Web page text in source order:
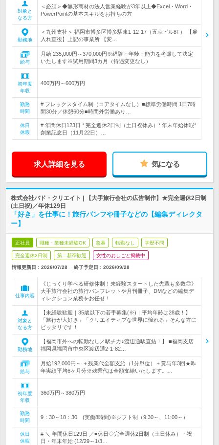
対象と
なる方
＜必須＞◆無形商材の法人営業経験が3年以上◆Excel・Word・
PowerPointの基本スキルをお持ちの方
勤務地
＜九州支社＞ 福岡市博多区博多駅東1-12-17（五幸ビル8F） 【雇
入れ直後】上記の事業所 【変…
給与
月給 235,000円～370,000円※経験・年齢・能力を考慮して決定
いたします※試用期間3カ月（待遇変更なし）
初年度
年収
400万円～600万円
勤務
時間
# フレックスタイム制（コアタイムなし）■標準労働時間 1日7時
間30分／休憩60分■時間外労働あり…
休日
休暇
# 年間休日123日 * 完全週休2日制（土日祝休み）* 年末年始休暇*
創業記念日（11月22日）…
求人詳細を見る 気になる
株式会社バド・クリエイト | 【大手旅行会社の広告制作】★完全週休2日制
(土日祝)／年休129日
「好き」を仕事に！旅行パンフや冊子などの【編集ディレクタ
ー】
正社員 職種・業種未経験OK 急募 転勤なし 学歴不問
完全週休2日制 第二新卒歓迎 女性のおしごと掲載中
情報更新日：2026/07/28 終了予定日： 2026/09/28
仕事内容
《じっくり学べる研修体制！未経験スタートした先輩も多数◎》
大手旅行会社の旅行パンフレットや月刊冊子、DMなどの編集デ
ィレクション業務をお任せ！
対象と
なる方
【未経験歓迎｜35歳以下の若手募集(※)｜平均年齢は28歳！】
「旅行が大好き」「クリエイティブな世界に憧れる」そんな方に
ピッタリです！
勤務地
【福岡市外への転勤なし／駅チカ♪渡辺通駅直結！】 ■福岡支店
福岡県福岡市中央区渡辺通2-1-82…
給与
月給192,000円～ ＋残業代全額支給（1分単位）＋賞与年3回★昨
年実績平均6ヶ月分※残業代は全額支給いたします。…
初年度
年収
360万円～380万円
勤務
時間
9：30～18：30 (実働8時間)※シフト制（9:30～、11:00～）
休日
休暇
# ＼ 年間休日129日 ／■休日◇完全週休2日制（土日休み）・祝
日・年末年始 (12/29～1/3…